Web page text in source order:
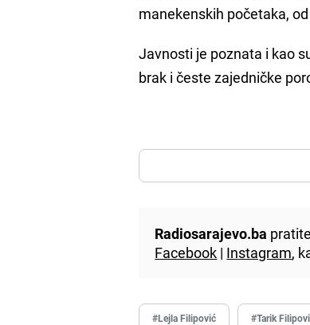
manekenskih početaka,
Javnosti je poznata i kao
brak i česte zajedničke
Radiosarajevo.ba
Facebook | Instagram,
#Lejla Filipović #Tarik